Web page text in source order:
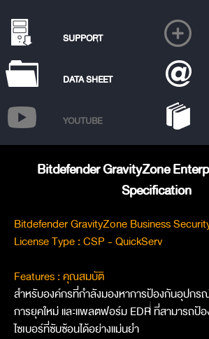
SUPPORT
DATA SHEET
YOUTUBE
Bitdefender GravityZone
Specification
Bitdefender GravityZone Business
License Type : CSP - QuickServ
Features : คุณสมบัติ
สำหรับองค์กรที่กำลังมองหาการป้องกันอุปก
การยุคใหม่ และแพลตฟอร์ม EDR ที่สามารถป้
ไซเบอร์ที่ซับซ้อนได้อย่างแม่นยำ